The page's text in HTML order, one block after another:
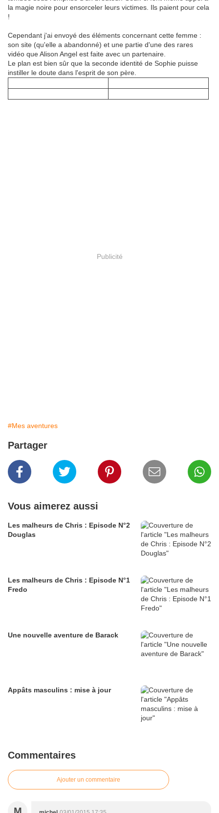
la magie noire pour ensorceler leurs victimes. Ils paient pour cela
!
Cependant j'ai envoyé des éléments concernant cette femme :
son site (qu'elle a abandonné) et une partie d'une des rares
vidéo que Alison Angel est faite avec un partenaire.
Le plan est bien sûr que la seconde identité de Sophie puisse
instiller le doute dans l'esprit de son père.
Publicité
#Mes aventures
Partager
Vous aimerez aussi
Les malheurs de Chris : Episode N°2
Douglas
Les malheurs de Chris : Episode N°1
Fredo
Une nouvelle aventure de Barack
Appâts masculins : mise à jour
Commentaires
Ajouter un commentaire